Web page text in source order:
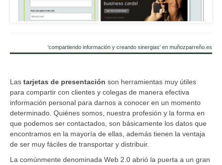
'compartiendo información y creando sinergias' en muñozparreño.es
Las tarjetas de presentación son herramientas muy útiles
para compartir con clientes y colegas de manera efectiva
información personal para darnos a conocer en un momento
determinado. Quiénes somos, nuestra profesión y la forma en
que podemos ser contactados, son básicamente los datos que
encontramos en la mayoría de ellas, además tienen la ventaja
de ser muy fáciles de transportar y distribuir.
La comúnmente denominada Web 2.0 abrió la puerta a un gran